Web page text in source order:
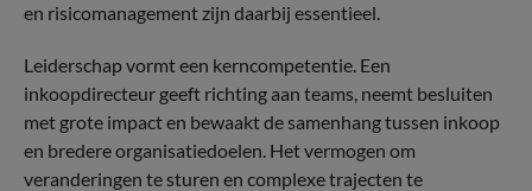
en risicomanagement zijn daarbij essentieel.
Leiderschap vormt een kerncompetentie. Een
inkoopdirecteur geeft richting aan teams, neemt besluiten
met grote impact en bewaakt de samenhang tussen inkoop
en bredere organisatiedoelen. Het vermogen om
veranderingen te sturen en complexe trajecten te